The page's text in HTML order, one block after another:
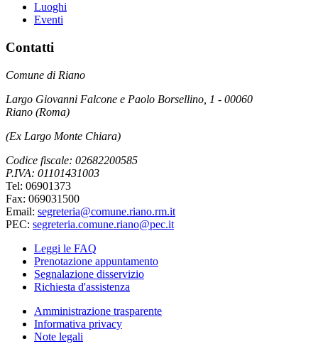
Luoghi
Eventi
Contatti
Comune di Riano
Largo Giovanni Falcone e Paolo Borsellino, 1 - 00060
Riano (Roma)
(Ex Largo Monte Chiara)
Codice fiscale: 02682200585
P.IVA: 01101431003
Tel: 06901373
Fax: 069031500
Email: segreteria@comune.riano.rm.it
PEC: segreteria.comune.riano@pec.it
Leggi le FAQ
Prenotazione appuntamento
Segnalazione disservizio
Richiesta d'assistenza
Amministrazione trasparente
Informativa privacy
Note legali